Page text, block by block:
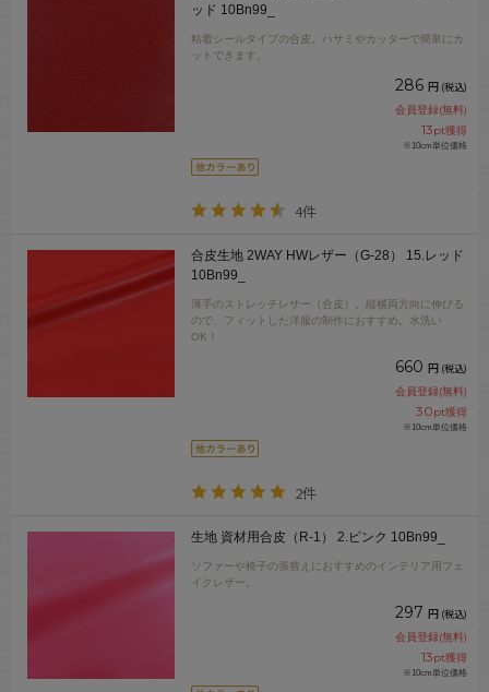
ッド 10Bn99_
粘着シールタイプの合皮。ハサミやカッターで簡単にカ
ットできます。
286 円 (税込)
会員登録(無料)
13pt獲得
※10cm単位価格
4件
合皮生地 2WAY HWレザー（G-28） 15.レッド
10Bn99_
薄手のストレッチレザー（合皮）。縦横両方向に伸びる
ので、フィットした洋服の制作におすすめ。水洗い
OK！
660 円 (税込)
会員登録(無料)
30pt獲得
※10cm単位価格
2件
生地 資材用合皮（R-1） 2.ピンク 10Bn99_
ソファーや椅子の張替えにおすすめのインテリア用フェ
イクレザー。
297 円 (税込)
会員登録(無料)
13pt獲得
※10cm単位価格